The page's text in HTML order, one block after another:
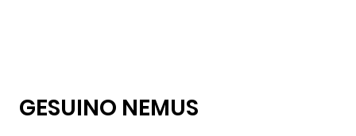
GESUINO NEMUS